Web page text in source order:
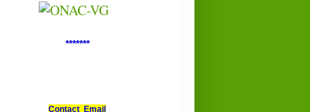
*******
Contact Email